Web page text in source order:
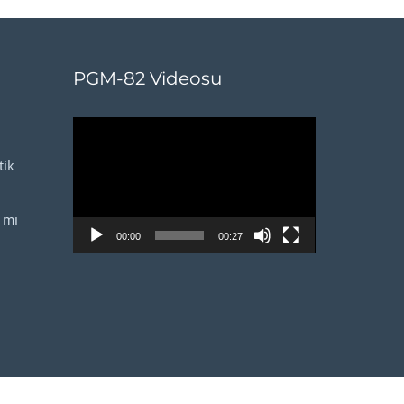
PGM-82 Videosu
00:00 00:27